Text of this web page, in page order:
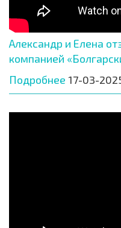
Александр и Елена
компанией
Подробнее 17-03-